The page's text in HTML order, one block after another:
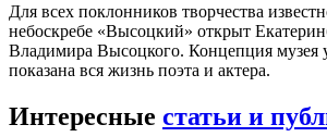
Для всех поклонников творчества
небоскребе «Высоцкий» открыт
Владимира Высоцкого. Концепция музея
показана вся жизнь поэта и актера.
Интересные статьи и